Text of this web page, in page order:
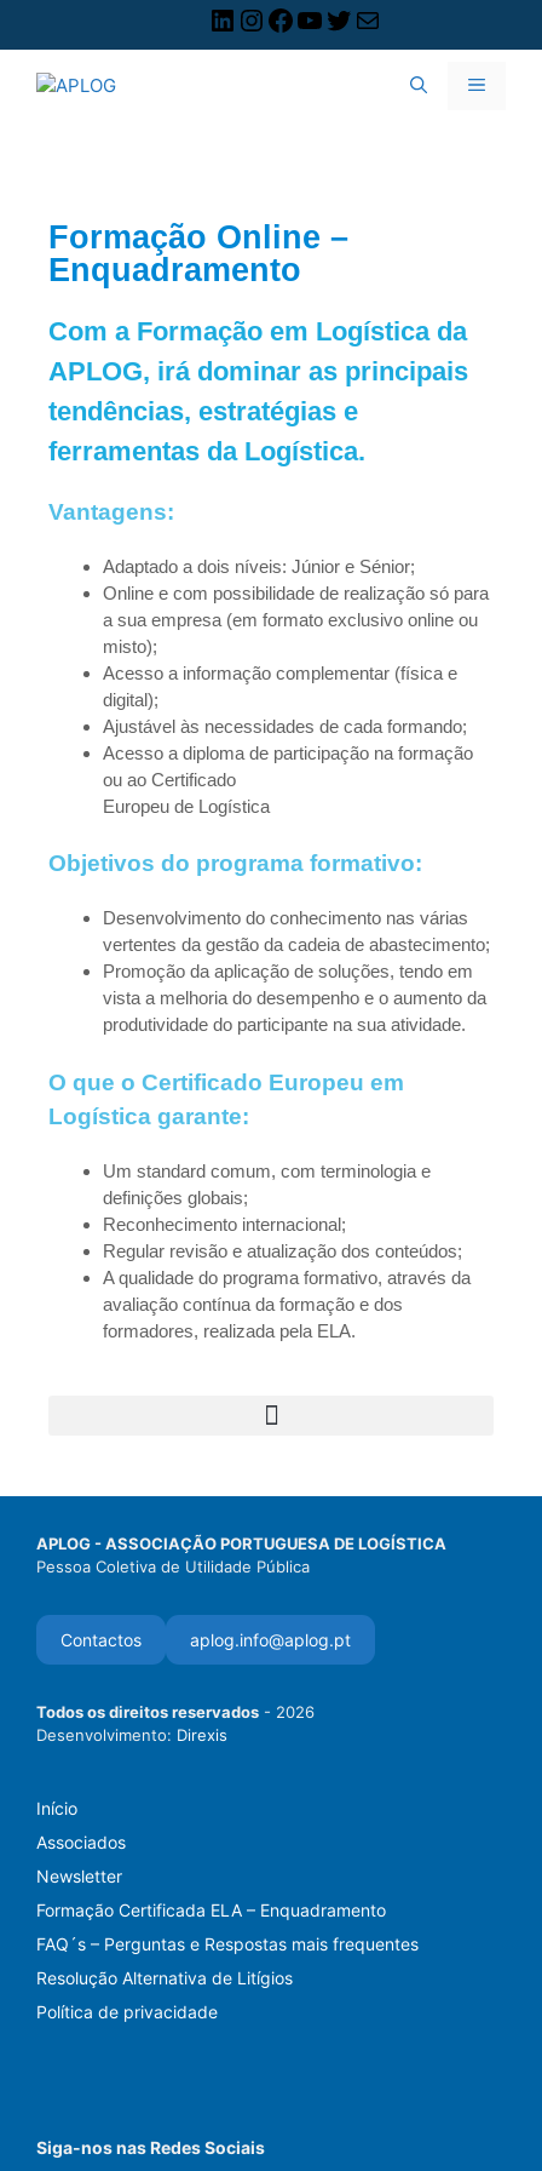
Formação Online –
Enquadramento
Com a Formação em Logística da
APLOG, irá dominar as principais
tendências, estratégias e
ferramentas da Logística.
Vantagens:
Adaptado a dois níveis: Júnior e Sénior;
Online e com possibilidade de realização só para
a sua empresa (em formato exclusivo online ou
misto);
Acesso a informação complementar (física e
digital);
Ajustável às necessidades de cada formando;
Acesso a diploma de participação na formação
ou ao Certificado
Europeu de Logística
Objetivos do programa formativo:
Desenvolvimento do conhecimento nas várias
vertentes da gestão da cadeia de abastecimento;
Promoção da aplicação de soluções, tendo em
vista a melhoria do desempenho e o aumento da
produtividade do participante na sua atividade.
O que o Certificado Europeu em
Logística garante:
Um standard comum, com terminologia e
definições globais;
Reconhecimento internacional;
Regular revisão e atualização dos conteúdos;
A qualidade do programa formativo, através da
avaliação contínua da formação e dos
formadores, realizada pela ELA.
APLOG - ASSOCIAÇÃO PORTUGUESA DE LOGÍSTICA
Pessoa Coletiva de Utilidade Pública
Contactos aplog.info@aplog.pt
Todos os direitos reservados - 2026
Desenvolvimento: Direxis
Início
Associados
Newsletter
Formação Certificada ELA – Enquadramento
FAQ´s – Perguntas e Respostas mais frequentes
Resolução Alternativa de Litígios
Política de privacidade
Siga-nos nas Redes Sociais